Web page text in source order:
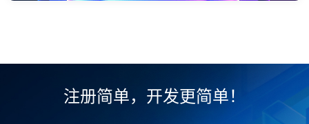
注册简单，开发更简单！